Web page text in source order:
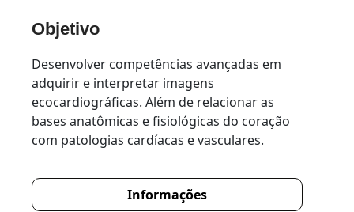
Objetivo
Desenvolver competências avançadas em
adquirir e interpretar imagens
ecocardiográficas. Além de relacionar as
bases anatômicas e fisiológicas do coração
com patologias cardíacas e vasculares.
Informações